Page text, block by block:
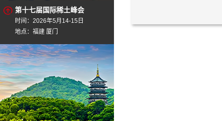
第十七届国际稀土峰会
时间：2026年5月14-15日
地点：福建 厦门